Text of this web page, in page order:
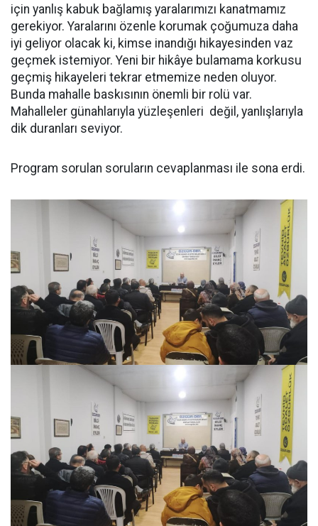
için yanlış kabuk bağlamış yaralarımızı kanatmamız
gerekiyor. Yaralarını özenle korumak çoğumuza daha
iyi geliyor olacak ki, kimse inandığı hikayesinden vaz
geçmek istemiyor. Yeni bir hikâye bulamama korkusu
geçmiş hikayeleri tekrar etmemize neden oluyor.
Bunda mahalle baskısının önemli bir rolü var.
Mahalleler günahlarıyla yüzleşenleri değil, yanlışlarıyla
dik duranları seviyor.
Program sorulan soruların cevaplanması ile sona erdi.